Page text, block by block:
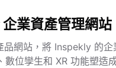
業資產管理網站
品網站，將 Inspekly 的企
數位孿生和 XR 功能塑造